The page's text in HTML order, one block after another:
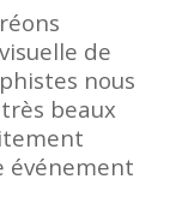
de
nous
beaux
événement